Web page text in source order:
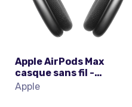
Apple AirPods Max
casque sans fil -
Lightning - Gris sidéral -
Bon état
Apple